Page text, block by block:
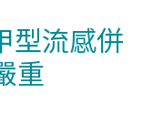
型流感併
重